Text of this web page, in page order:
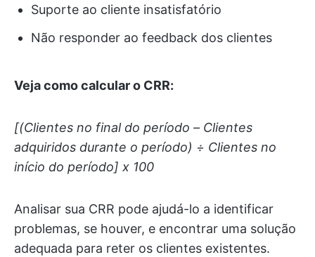
Suporte ao cliente insatisfatório
Não responder ao feedback dos clientes
Veja como calcular o CRR:
[(Clientes no final do período – Clientes
adquiridos durante o período) ÷ Clientes no
início do período] x 100
Analisar sua CRR pode ajudá-lo a identificar
problemas, se houver, e encontrar uma solução
adequada para reter os clientes existentes.